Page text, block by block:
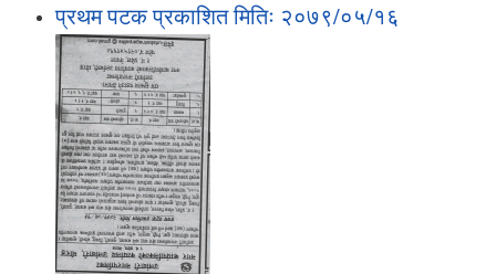
प्रथम पटक प्रकाशित मितिः २०७९/०५/१६